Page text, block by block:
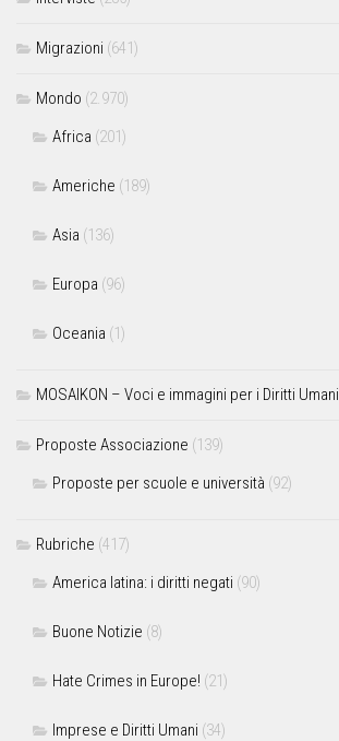
Migrazioni (641)
Mondo (2.970)
Africa (201)
Americhe (189)
Asia (136)
Europa (96)
Oceania (1)
MOSAIKON – Voci e immagini per i Diritti Umani
Proposte Associazione (139)
Proposte per scuole e università (92)
Rubriche (417)
America latina: i diritti negati (90)
Buone Notizie (8)
Hate Crimes in Europe! (21)
Imprese e Diritti Umani (34)